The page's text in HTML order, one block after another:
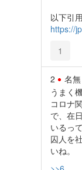
以下引
https://
1
2 名無
うまく
コロナ
で、在
いるっ
囚人を
いね。